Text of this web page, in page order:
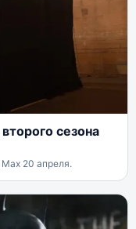
сезона
20 апреля.